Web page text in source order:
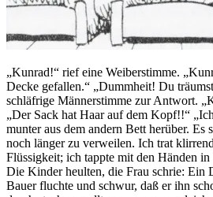
„Kunrad!“ rief eine Weiberstimme.
Decke gefallen.“ „Dummheit! Du
schläfrige Männerstimme zur Antwort.
„Der Sack hat Haar auf dem Kopf!!“
munter aus dem andern Bett herüber. Es
noch länger zu verweilen. Ich trat
Flüssigkeit; ich tappte mit den Händen
Die Kinder heulten, die Frau schrie: Ein
Bauer fluchte und schwur, daß er ihn